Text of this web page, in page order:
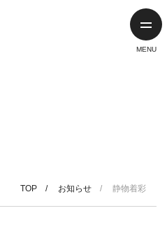
TOP お知らせ 静物着彩